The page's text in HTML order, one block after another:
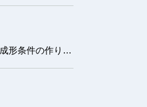
射出成形 成形条件の作り方講座 ≪2026年度≫ 射出成形 成形条件の作り方講座